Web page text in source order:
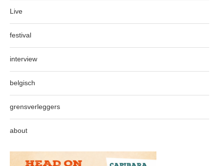
Live
festival
interview
belgisch
grensverleggers
about